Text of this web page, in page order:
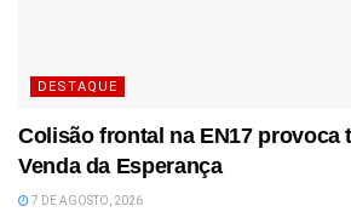
DESTAQUE
Colisão frontal na EN17 provoca
Venda da Esperança
7 DE AGOSTO, 2026